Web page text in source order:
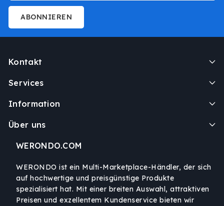
ABONNIEREN
Kontakt
Services
Information
Über uns
WERONDO.COM
WERONDO ist ein Multi-Marketplace-Händler, der sich
auf hochwertige und preisgünstige Produkte
spezialisiert hat. Mit einer breiten Auswahl, attraktiven
Preisen und exzellentem Kundenservice bieten wir